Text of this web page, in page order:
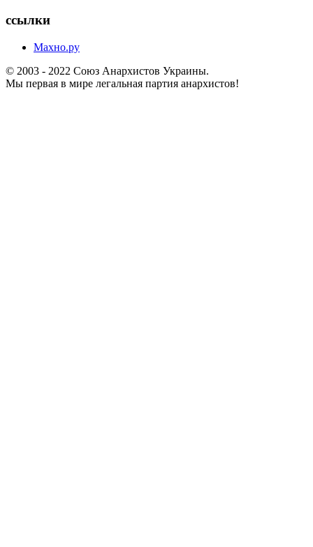
ссылки
Махно.ру
© 2003 - 2022 Союз Анархистов Украины.
Мы первая в мире легальная партия анархистов!